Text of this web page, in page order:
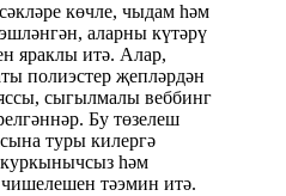
көчле, чыдам һәм
аларны күтәрү
яраклы итә. Алар,
полиэстер җепләрдән
сыгылмалы веббинг
Бу төзелеш
туры килергә
һәм
тәэмин итә.